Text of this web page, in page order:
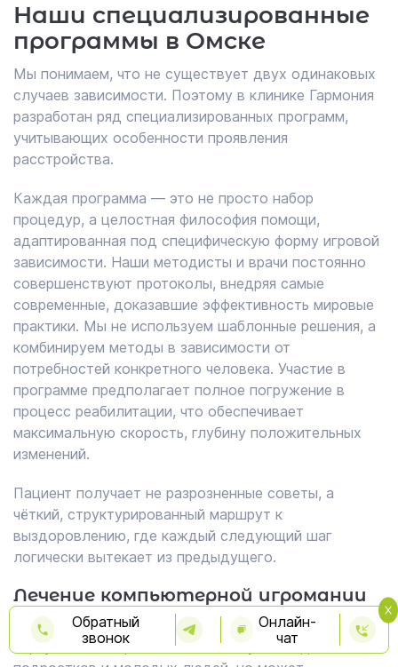
Наши специализированные
программы в Омске
Мы понимаем, что не существует двух одинаковых
случаев зависимости. Поэтому в клинике Гармония
разработан ряд специализированных программ,
учитывающих особенности проявления
расстройства.
Каждая программа — это не просто набор
процедур, а целостная философия помощи,
адаптированная под специфическую форму игровой
зависимости. Наши методисты и врачи постоянно
совершенствуют протоколы, внедряя самые
современные, доказавшие эффективность мировые
практики. Мы не используем шаблонные решения, а
комбинируем методы в зависимости от
потребностей конкретного человека. Участие в
программе предполагает полное погружение в
процесс реабилитации, что обеспечивает
максимальную скорость, глубину положительных
изменений.
Пациент получает не разрозненные советы, а
чёткий, структурированный маршрут к
выздоровлению, где каждый следующий шаг
логически вытекает из предыдущего.
Лечение компьютерной игромании
Зависимость от онлайн-игр, социальных сетей и
виртуальных миров особенно актуальна для
Обратный
звонок
Онлайн-
чат